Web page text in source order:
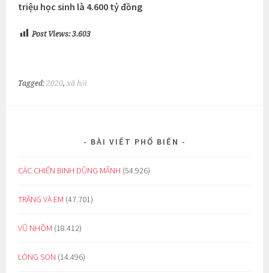
triệu học sinh là 4.600 tỷ đồng
Post Views: 3.603
Tagged:2020,xã hội
BÀI VIẾT PHỔ BIẾN
CÁC CHIẾN BINH DŨNG MÃNH (54.926)
TRĂNG VÀ EM (47.701)
VŨ NHÔM (18.412)
LÒNG SON (14.496)